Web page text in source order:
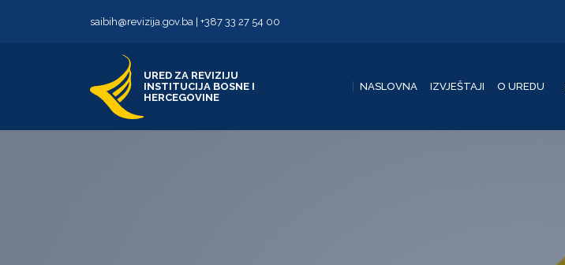
saibih@revizija.gov.ba +387 33 27 54 00
URED ZA REVIZIJU
INSTITUCIJA BOSNE I
HERCEGOVINE
NASLOVNA IZVJEŠTAJI O UREDU